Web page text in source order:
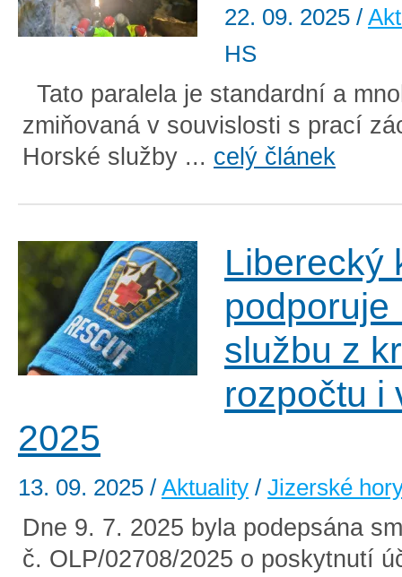
22. 09. 2025 /
HS
Tato paralela je standardní a
zmiňovaná v souvislosti s prací
Horské služby ... celý článek
Liberecký
podporuje
službu z
rozpočtu i
2025
13. 09. 2025 / Aktuality / Jizerské
Dne 9. 7. 2025 byla podepsána
č. OLP/02708/2025 o poskytnutí